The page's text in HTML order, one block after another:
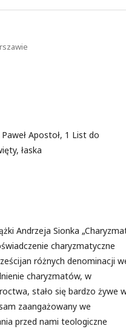
Apostoł, 1 List do
łaska
Andrzeja Sionka
charyzmatyczne
różnych denominacji
charyzmatów, w
stało się bardzo żywe
zaangażowany we
przed nami teologiczne